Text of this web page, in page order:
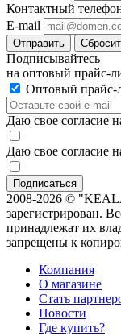
Контактный
E-mail
Отправить
Подписывайтесь
на оптовый прайс-
Оптовый прайс-
Даю свое согласие
Даю свое согласие
2008-2026 ©
зарегистрирован.
принадлежат их
запрещены к
Компания
О магазине
Стать
Новости
Где купить?